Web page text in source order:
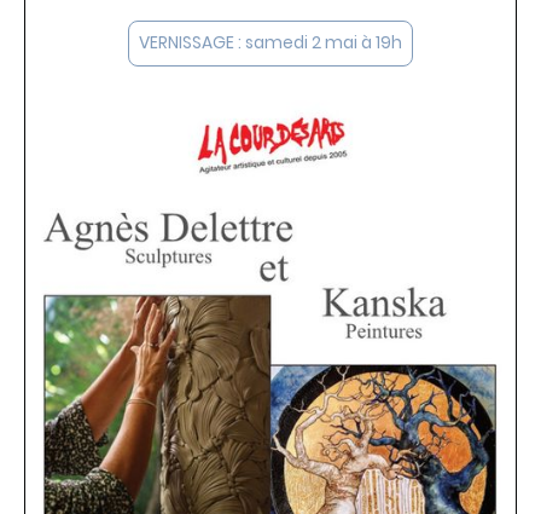
VERNISSAGE : samedi 2 mai à 19h